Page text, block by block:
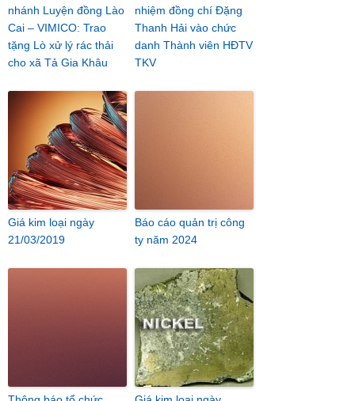
nhánh Luyện đồng Lào
Cai – VIMICO: Trao
tặng Lò xử lý rác thải
cho xã Tả Gia Khâu
nhiệm đồng chí Đặng
Thanh Hải vào chức
danh Thành viên HĐTV
TKV
Giá kim loại ngày
21/03/2019
Báo cáo quản trị công
ty năm 2024